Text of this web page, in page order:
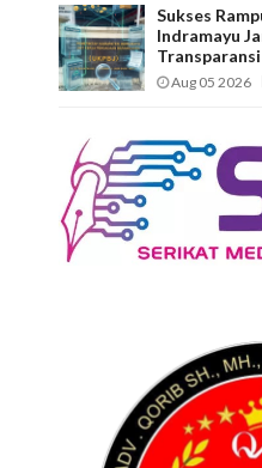
Sukses
Indramayu
Aug 05 2026